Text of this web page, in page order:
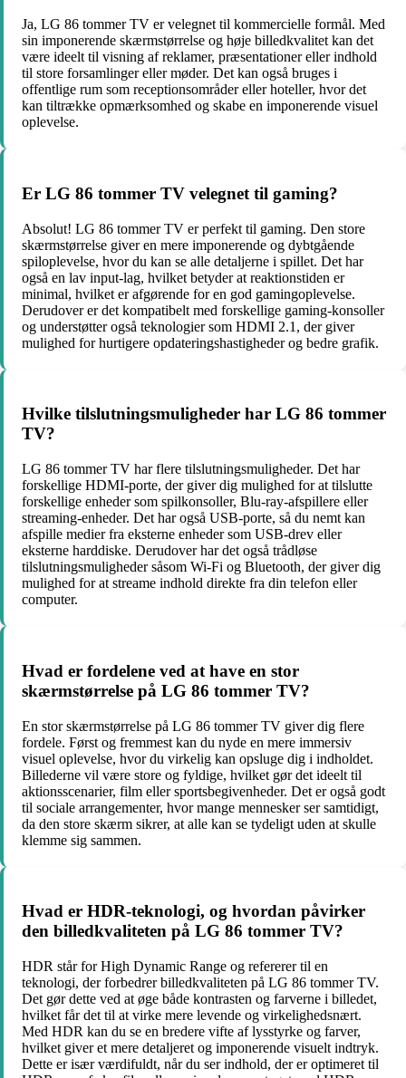
Ja, LG 86 tommer TV er velegnet til kommercielle formål. Med
sin imponerende skærmstørrelse og høje billedkvalitet kan det
være ideelt til visning af reklamer, præsentationer eller indhold
til store forsamlinger eller møder. Det kan også bruges i
offentlige rum som receptionsområder eller hoteller, hvor det
kan tiltrække opmærksomhed og skabe en imponerende visuel
oplevelse.
Er LG 86 tommer TV velegnet til gaming?
Absolut! LG 86 tommer TV er perfekt til gaming. Den store
skærmstørrelse giver en mere imponerende og dybtgående
spiloplevelse, hvor du kan se alle detaljerne i spillet. Det har
også en lav input-lag, hvilket betyder at reaktionstiden er
minimal, hvilket er afgørende for en god gamingoplevelse.
Derudover er det kompatibelt med forskellige gaming-konsoller
og understøtter også teknologier som HDMI 2.1, der giver
mulighed for hurtigere opdateringshastigheder og bedre grafik.
Hvilke tilslutningsmuligheder har LG 86 tommer
TV?
LG 86 tommer TV har flere tilslutningsmuligheder. Det har
forskellige HDMI-porte, der giver dig mulighed for at tilslutte
forskellige enheder som spilkonsoller, Blu-ray-afspillere eller
streaming-enheder. Det har også USB-porte, så du nemt kan
afspille medier fra eksterne enheder som USB-drev eller
eksterne harddiske. Derudover har det også trådløse
tilslutningsmuligheder såsom Wi-Fi og Bluetooth, der giver dig
mulighed for at streame indhold direkte fra din telefon eller
computer.
Hvad er fordelene ved at have en stor
skærmstørrelse på LG 86 tommer TV?
En stor skærmstørrelse på LG 86 tommer TV giver dig flere
fordele. Først og fremmest kan du nyde en mere immersiv
visuel oplevelse, hvor du virkelig kan opsluge dig i indholdet.
Billederne vil være store og fyldige, hvilket gør det ideelt til
aktionsscenarier, film eller sportsbegivenheder. Det er også godt
til sociale arrangementer, hvor mange mennesker ser samtidigt,
da den store skærm sikrer, at alle kan se tydeligt uden at skulle
klemme sig sammen.
Hvad er HDR-teknologi, og hvordan påvirker
den billedkvaliteten på LG 86 tommer TV?
HDR står for High Dynamic Range og refererer til en
teknologi, der forbedrer billedkvaliteten på LG 86 tommer TV.
Det gør dette ved at øge både kontrasten og farverne i billedet,
hvilket får det til at virke mere levende og virkelighedsnært.
Med HDR kan du se en bredere vifte af lysstyrke og farver,
hvilket giver et mere detaljeret og imponerende visuelt indtryk.
Dette er især værdifuldt, når du ser indhold, der er optimeret til